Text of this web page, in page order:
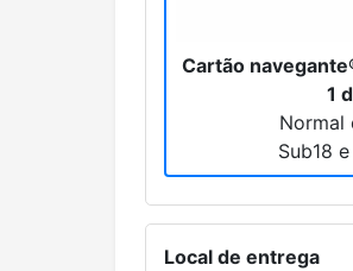
Cartão
1
Normal
Sub18
Local de entrega